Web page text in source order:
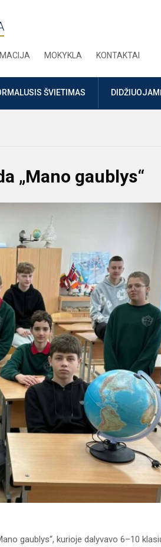
MOKYKLA KONTAKTAI
ŠVIETIMAS
„Mano gaublys“
gaublys“, kurioje dalyvavo 6–10